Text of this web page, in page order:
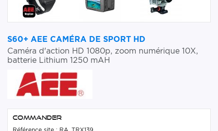
S60+ AEE CAMÉRA DE SPORT HD
Caméra d'action HD 1080p, zoom numérique 10X,
batterie Lithium 1250 mAH
Commander